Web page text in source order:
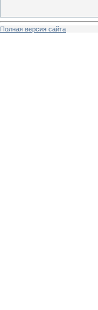
Полная версия сайта